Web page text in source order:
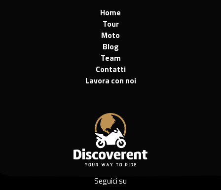
Home
Tour
Moto
Blog
Team
Contatti
Lavora con noi
Seguici su